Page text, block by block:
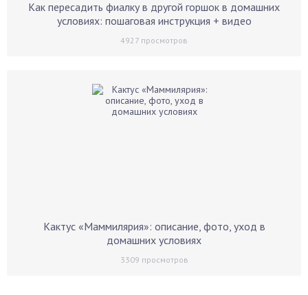
Как пересадить фиалку в другой горшок в домашних
условиях: пошаговая инструкция + видео
4927 просмотров
Кактус «Маммилярия»: описание, фото, уход в
домашних условиях
3309 просмотров